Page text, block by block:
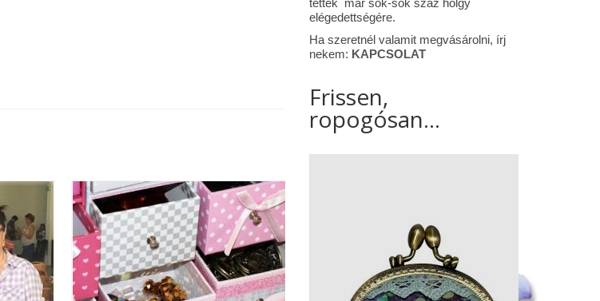
tették már sok-sok száz hölgy
elégedettségére.
Ha szeretnél valamit megvásárolni, írj
nekem: KAPCSOLAT
Frissen,
ropogósan...